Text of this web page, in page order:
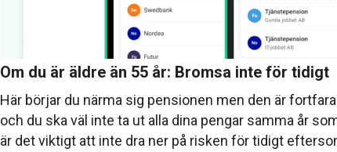
Om du är äldre än 55 år: Bromsa inte för tidigt
Här börjar du närma sig pensionen men den är
och du ska väl inte ta ut alla dina pengar samma år
är det viktigt att inte dra ner på risken för tidigt